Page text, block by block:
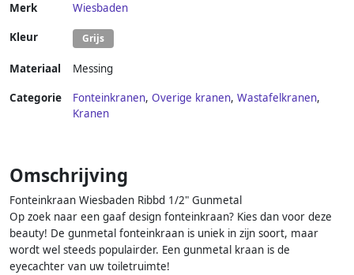
Merk Wiesbaden
Kleur Grijs
Materiaal Messing
Categorie Fonteinkranen, Overige kranen, Wastafelkranen,
Kranen
Omschrijving
Fonteinkraan Wiesbaden Ribbd 1/2" Gunmetal
Op zoek naar een gaaf design fonteinkraan? Kies dan voor deze
beauty! De gunmetal fonteinkraan is uniek in zijn soort, maar
wordt wel steeds populairder. Een gunmetal kraan is de
eyecachter van uw toiletruimte!